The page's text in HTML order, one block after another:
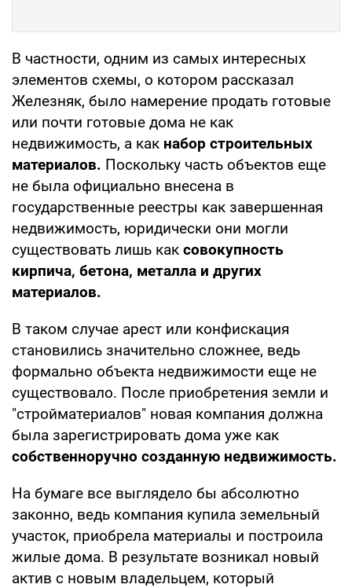
В частности, одним из самых интересных
элементов схемы, о котором рассказал
Железняк, было намерение продать готовые
или почти готовые дома не как
недвижимость, а как набор строительных
материалов. Поскольку часть объектов еще
не была официально внесена в
государственные реестры как завершенная
недвижимость, юридически они могли
существовать лишь как совокупность
кирпича, бетона, металла и других
материалов.
В таком случае арест или конфискация
становились значительно сложнее, ведь
формально объекта недвижимости еще не
существовало. После приобретения земли и
"стройматериалов" новая компания должна
была зарегистрировать дома уже как
собственноручно созданную недвижимость.
На бумаге все выглядело бы абсолютно
законно, ведь компания купила земельный
участок, приобрела материалы и построила
жилые дома. В результате возникал новый
актив с новым владельцем, который